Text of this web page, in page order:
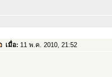
เมื่อ: 11 พ.ค. 2010, 21:52